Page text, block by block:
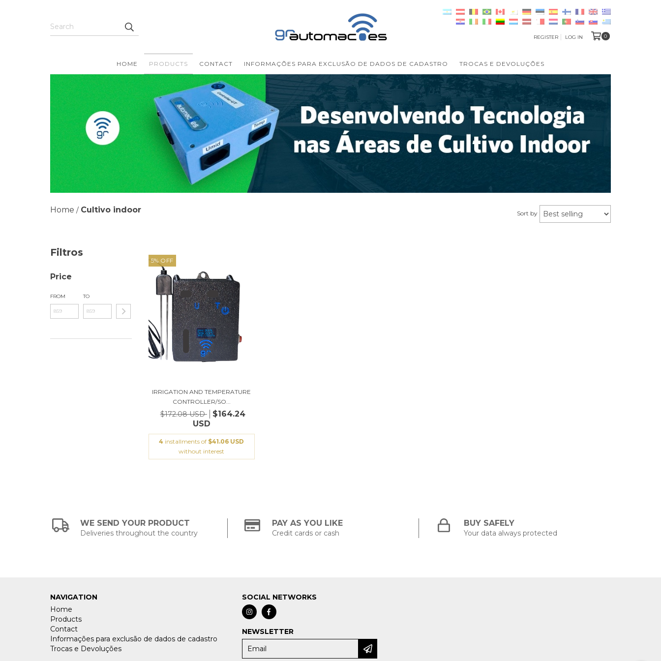
REGISTER LOG IN 0
HOME PRODUCTS CONTACT INFORMAÇÕES PARA EXCLUSÃO DE DADOS DE CADASTRO TROCAS E DEVOLUÇÕES
Home / Cultivo indoor Sort by
Filtros
Price
FROM TO
5% OFF
IRRIGATION AND TEMPERATURE
CONTROLLER/SO...
$172.08 USD
$164.24
USD
4 installments of $41.06 USD
without interest
WE SEND YOUR PRODUCT
Deliveries throughout the country
PAY AS YOU LIKE
Credit cards or cash
BUY SAFELY
Your data always protected
NAVIGATION
Home
Products
Contact
Informações para exclusão de dados de cadastro
Trocas e Devoluções
SOCIAL NETWORKS
NEWSLETTER